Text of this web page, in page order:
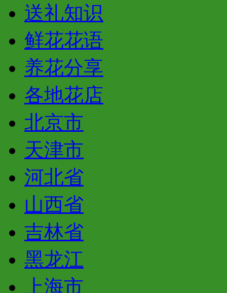
送礼知识
鲜花花语
养花分享
各地花店
北京市
天津市
河北省
山西省
吉林省
黑龙江
上海市